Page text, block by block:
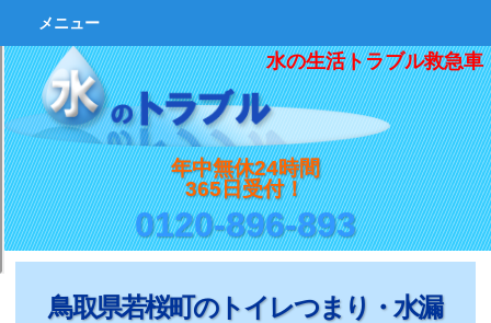
水の生活トラブル救急車
年中無休24時間
365日受付！
0120-896-893
メニュー
鳥取県若桜町のトイレつまり・水漏